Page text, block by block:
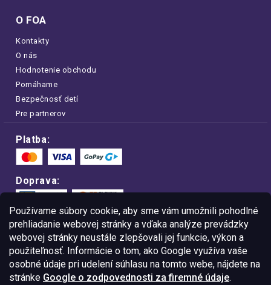
Používame súbory cookie, aby sme vám umožnili pohodlné
prehliadanie webovej stránky a vďaka analýze prevádzky
webovej stránky neustále zlepšovali jej funkcie, výkon a
použiteľnosť. Informácie o tom, ako Google využíva vaše
osobné údaje pri udelení súhlasu na tomto webe, nájdete na
stránke Google o zodpovednosti za firemné údaje.
O FOA
Kontakty
O nás
Hodnotenie obchodu
Pomáhame
Bezpečnosť detí
Pre partnerov
Platba:
Doprava:
Nakupujte na FOA bezpečne a bez obáv.
Vďaka protokolu HTTPS sú vaše citlivé
dáta v úplnom bezpečí.